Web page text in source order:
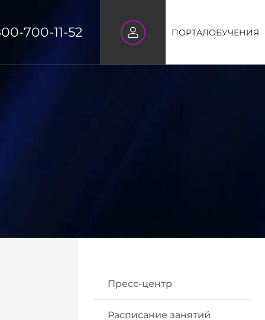
700-11-52 ПОРТАЛОБУЧЕНИЯ
Пресс-центр
Расписание занятий